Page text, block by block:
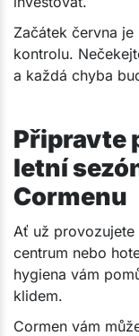
Začátek června
kontrolu.
a každá chyba
Připravte
letní
Cormenu
Ať už
centrum nebo
hygiena vám
klidem.
Cormen vám